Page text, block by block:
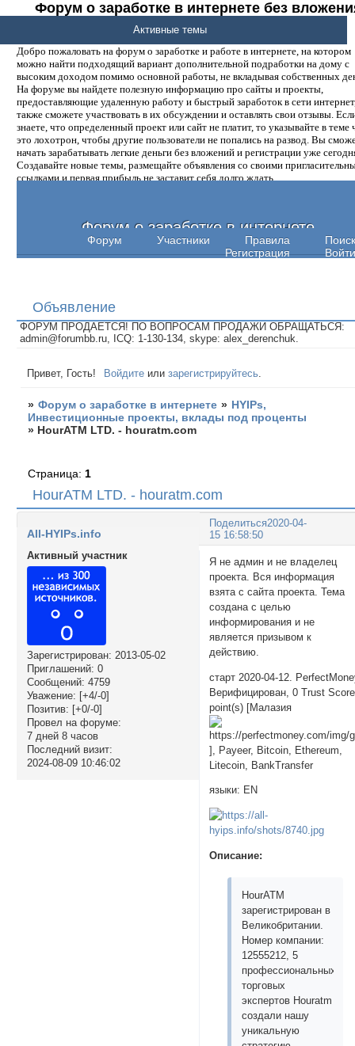
Форум о заработке в интернете без
денег.
Добро пожаловать на форум о заработке и работе в интернете, на котором
можно найти подходящий вариант дополнительной подработки на дому с
высоким доходом помимо основной работы, не вкладывая собственных
На форуме вы найдете полезную информацию про сайты и проекты,
предоставляющие удаленную работу и быстрый заработок в сети
также сможете участвовать в их обсуждении и оставлять свои отзывы.
знаете, что определенный проект или сайт не платит, то указывайте в теме
это лохотрон, чтобы другие пользователи не попались на развод. Вы
начать зарабатывать легкие деньги без вложений и регистрации уже
Создавайте новые темы, размещайте объявления со своими
ссылками и первая прибыль не заставит себя долго ждать.
Форум о заработке в интернете
Форум Участники Правила
Поиск
Регистрация
Войти
Активные темы
Объявление
ФОРУМ ПРОДАЕТСЯ! ПО ВОПРОСАМ ПРОДАЖИ ОБРАЩАТЬСЯ:
admin@forumbb.ru, ICQ: 1-130-134, skype: alex_derenchuk.
Привет, Гость! Войдите илизарегистрируйтесь
» Форум о заработке в интернете » HYIPs,
Инвестиционные проекты, вклады под проценты
» HourATM LTD. - houratm.com
HourATM LTD. - houratm.com
Страница: 1
Поделиться2020-04-
15 16:58:50
All-HYIPs.info
Активный участник
Зарегистрирован: 2013-05-02
Приглашений: 0
Сообщений: 4759
Уважение: [+4/-0]
Позитив: [+0/-0]
Провел на форуме:
7 дней 8 часов
Последний визит:
2024-08-09 10:46:02
Я не админ и не владелец
проекта. Вся информация
взята с сайта проекта. Тема
создана с целью
информирования и не
является призывом к
действию.
старт 2020-04-12.
Верифицирован, 0 Trust Score
point(s) [Малазия
], Payeer, Bitcoin, Ethereum,
Litecoin, BankTransfer
языки: EN
Описание:
HourATM
зарегистрирован в
Великобритании.
Номер компании:
12555212, 5
профессиональных
торговых
экспертов Houratm
создали нашу
уникальную